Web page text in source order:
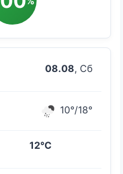
08.08, Сб
10°/18°
12°C